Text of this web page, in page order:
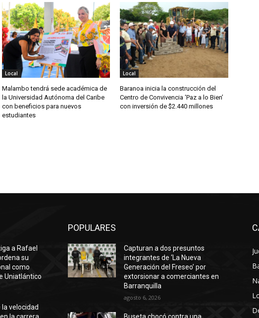
Local
Malambo tendrá sede académica de
la Universidad Autónoma del Caribe
con beneficios para nuevos
estudiantes
Local
Baranoa inicia la construcción del
Centro de Convivencia ‘Paz a lo Bien’
con inversión de $2.440 millones
a Rafael
su
como
Uniatlántico
velocidad
POPULARES
Capturan a dos presuntos
integrantes de ‘La Nueva
Generación del Freseo’ por
extorsionar a comerciantes en
Barranquilla
agosto 6, 2026